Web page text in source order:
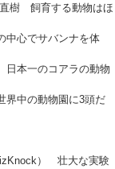
樹 飼育する動物はほ
心でサバンナを体
本一のコアラの動物
中の動物園に3頭だ
） 壮大な実験